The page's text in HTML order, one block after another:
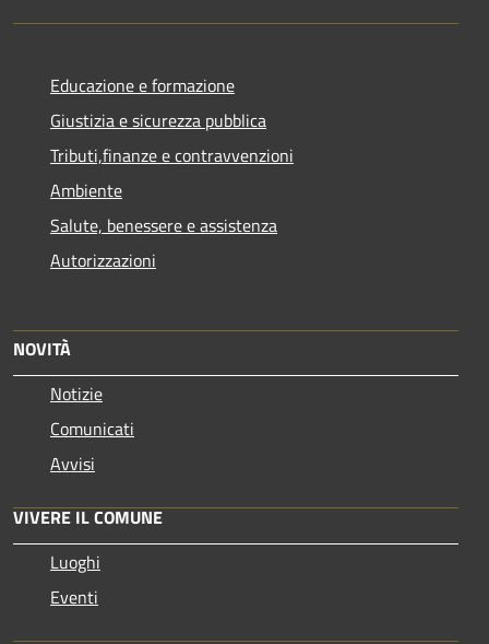
Educazione e formazione
Giustizia e sicurezza pubblica
Tributi,finanze e contravvenzioni
Ambiente
Salute, benessere e assistenza
Autorizzazioni
NOVITÀ
Notizie
Comunicati
Avvisi
VIVERE IL COMUNE
Luoghi
Eventi